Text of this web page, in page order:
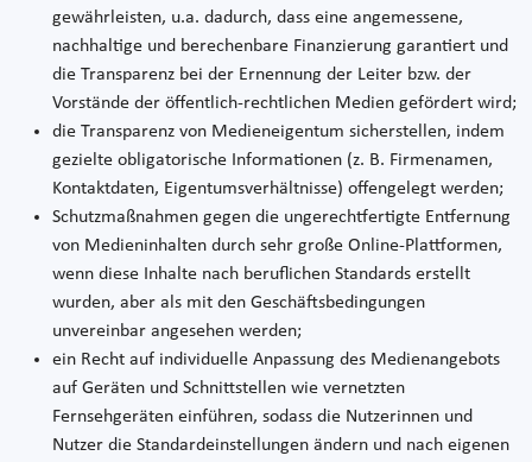
gewährleisten, u.a. dadurch, dass eine angemessene,
nachhaltige und berechenbare Finanzierung garantiert und
die Transparenz bei der Ernennung der Leiter bzw. der
Vorstände der öffentlich-rechtlichen Medien gefördert wird;
die Transparenz von Medieneigentum sicherstellen, indem
gezielte obligatorische Informationen (z. B. Firmenamen,
Kontaktdaten, Eigentumsverhältnisse) offengelegt werden;
Schutzmaßnahmen gegen die ungerechtfertigte Entfernung
von Medieninhalten durch sehr große Online-Plattformen,
wenn diese Inhalte nach beruflichen Standards erstellt
wurden, aber als mit den Geschäftsbedingungen
unvereinbar angesehen werden;
ein Recht auf individuelle Anpassung des Medienangebots
auf Geräten und Schnittstellen wie vernetzten
Fernsehgeräten einführen, sodass die Nutzerinnen und
Nutzer die Standardeinstellungen ändern und nach eigenen